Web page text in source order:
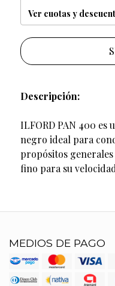
Ver cuotas y
Descripción:
ILFORD PAN 400 es
negro ideal para
propósitos
fino para su
MEDIOS DE PAGO